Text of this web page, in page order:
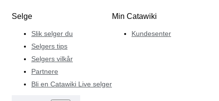
Selge
Slik selger du
Selgers tips
Selgers vilkår
Partnere
Bli en Catawiki Live selger
Min Catawiki
Kundesenter